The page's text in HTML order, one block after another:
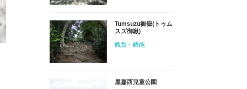
Tumsuzu御嶽(トゥム
スズ御嶽)
觀賞・藝能
屋嘉西兒童公園